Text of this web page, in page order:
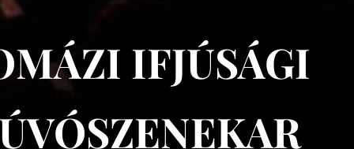
IFJÚSÁGI